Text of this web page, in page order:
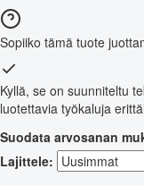
Sopiiko tämä tuote
Kyllä, se on suunniteltu
luotettavia työkaluja
Suodata arvosanan
Lajittele: